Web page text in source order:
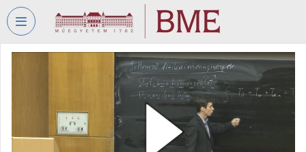
Fejléc kihagyása Menü kihagyása Tartalom kihagyása
GAZDASÁGTUDOMÁNYI